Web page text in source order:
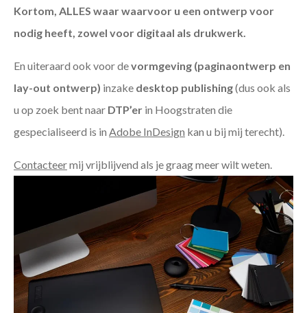
Kortom, ALLES waar waarvoor u een ontwerp voor
nodig heeft, zowel voor digitaal als drukwerk.
En uiteraard ook voor devormgeving (paginaontwerp en
lay-out ontwerp) inzake desktop publishing(dus ook als
u op zoek bent naar DTP’er in Hoogstraten die
gespecialiseerd is in Adobe InDesign kan u bij mij terecht).
Contacteermij vrijblijvend als je graag meer wilt weten.